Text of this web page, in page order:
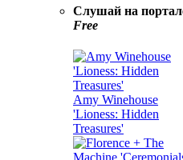
Слушай на
Free
Amy Winehouse
'Lioness: Hidden
Treasures'